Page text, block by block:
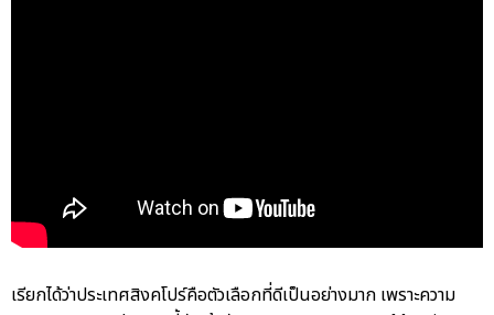
เรียกได้ว่าประเทศสิงคโปร์คือตัวเลือกที่ดีเป็นอย่างมาก เพราะความ